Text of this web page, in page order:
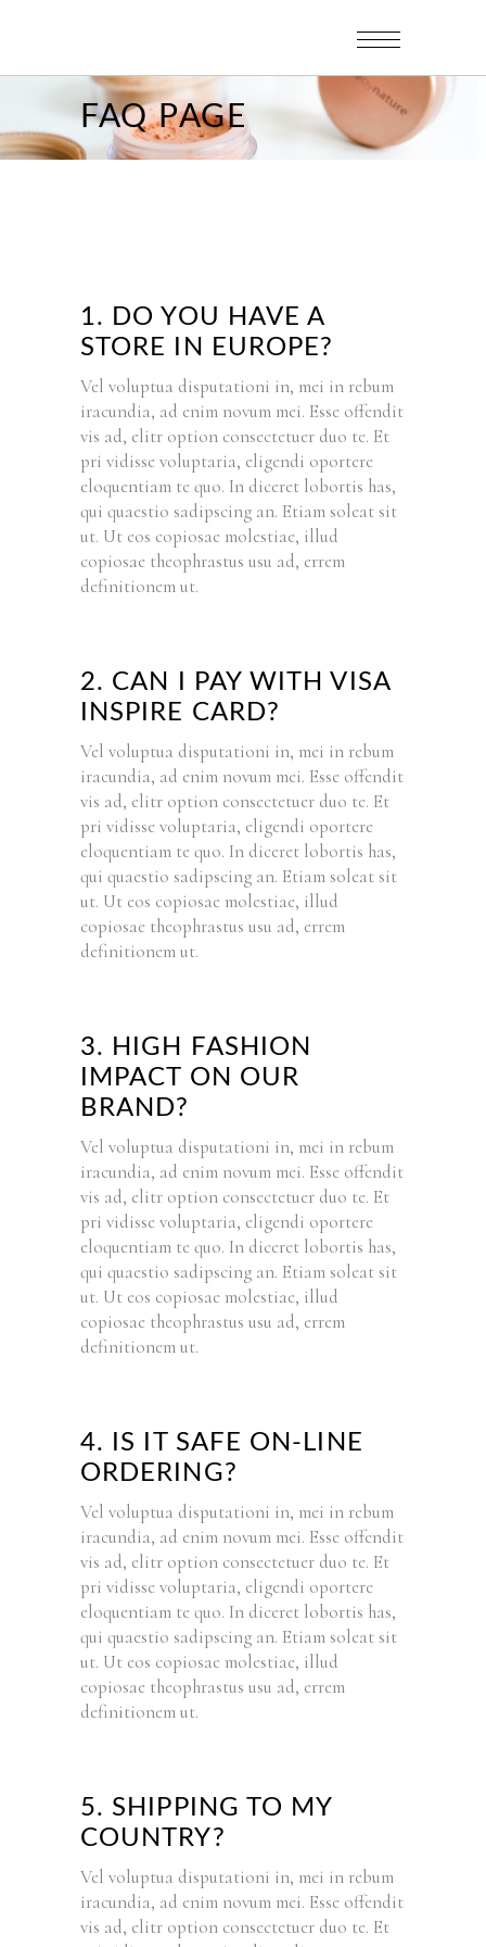
FAQ PAGE
1. DO YOU HAVE A
STORE IN EUROPE?
Vel voluptua disputationi in, mei in rebum
iracundia, ad enim novum mei. Esse offendit
vis ad, elitr option consectetuer duo te. Et
pri vidisse voluptaria, eligendi oportere
eloquentiam te quo. In diceret lobortis has,
qui quaestio sadipscing an. Etiam soleat sit
ut. Ut eos copiosae molestiae, illud
copiosae theophrastus usu ad, errem
definitionem ut.
2. CAN I PAY WITH VISA
INSPIRE CARD?
Vel voluptua disputationi in, mei in rebum
iracundia, ad enim novum mei. Esse offendit
vis ad, elitr option consectetuer duo te. Et
pri vidisse voluptaria, eligendi oportere
eloquentiam te quo. In diceret lobortis has,
qui quaestio sadipscing an. Etiam soleat sit
ut. Ut eos copiosae molestiae, illud
copiosae theophrastus usu ad, errem
definitionem ut.
3. HIGH FASHION
IMPACT ON OUR
BRAND?
Vel voluptua disputationi in, mei in rebum
iracundia, ad enim novum mei. Esse offendit
vis ad, elitr option consectetuer duo te. Et
pri vidisse voluptaria, eligendi oportere
eloquentiam te quo. In diceret lobortis has,
qui quaestio sadipscing an. Etiam soleat sit
ut. Ut eos copiosae molestiae, illud
copiosae theophrastus usu ad, errem
definitionem ut.
4. IS IT SAFE ON-LINE
ORDERING?
Vel voluptua disputationi in, mei in rebum
iracundia, ad enim novum mei. Esse offendit
vis ad, elitr option consectetuer duo te. Et
pri vidisse voluptaria, eligendi oportere
eloquentiam te quo. In diceret lobortis has,
qui quaestio sadipscing an. Etiam soleat sit
ut. Ut eos copiosae molestiae, illud
copiosae theophrastus usu ad, errem
definitionem ut.
5. SHIPPING TO MY
COUNTRY?
Vel voluptua disputationi in, mei in rebum
iracundia, ad enim novum mei. Esse offendit
vis ad, elitr option consectetuer duo te. Et